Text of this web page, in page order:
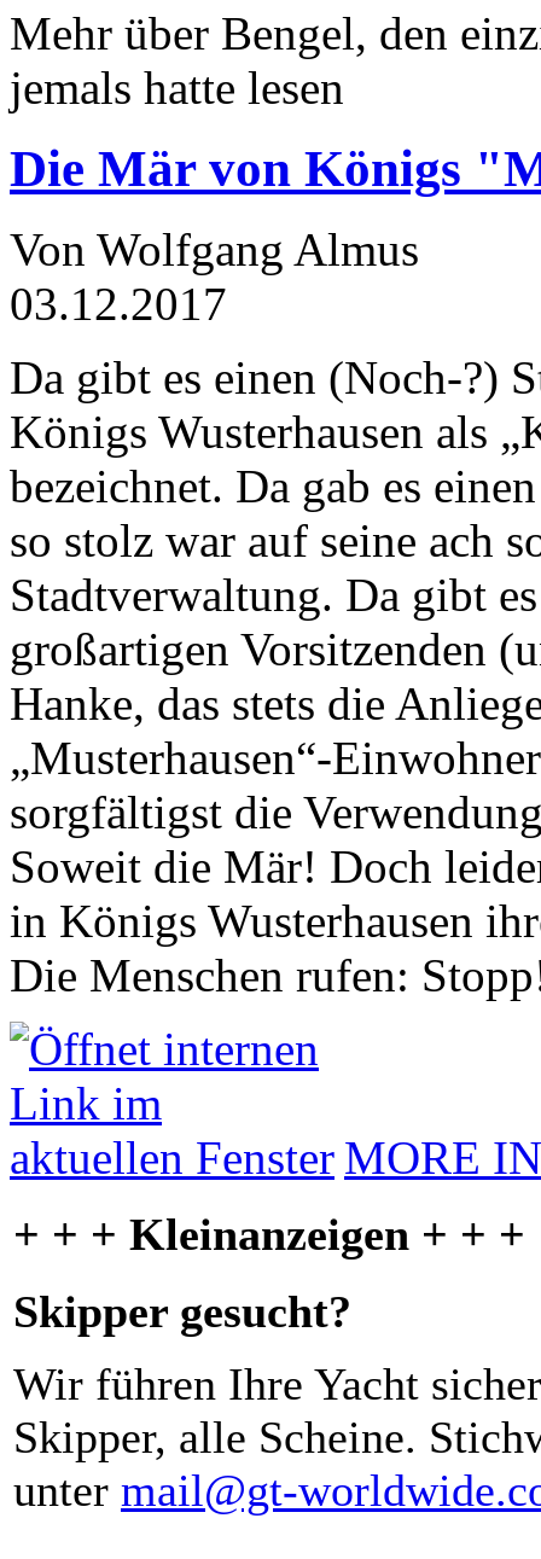
Mehr über Bengel, den
jemals hatte lesen
Die Mär von Königs
Von Wolfgang Almus
03.12.2017
Da gibt es einen (Noch-?)
Königs Wusterhausen als
bezeichnet. Da gab es
so stolz war auf seine ach
Stadtverwaltung. Da gibt
großartigen Vorsitzenden
Hanke, das stets die
„Musterhausen“-
sorgfältigst die
Soweit die Mär! Doch
in Königs Wusterhausen
Die Menschen rufen:
MORE
+ + + Kleinanzeigen + + +
Skipper gesucht?
Wir führen Ihre Yacht
Skipper, alle Scheine.
unter mail@gt-